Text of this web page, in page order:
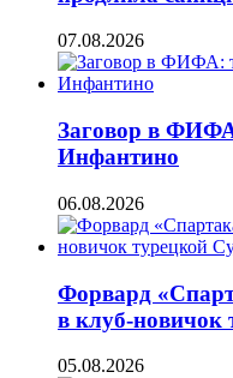
07.08.2026
Заговор в
Инфантино
06.08.2026
Форвард
в клуб-новичок
05.08.2026